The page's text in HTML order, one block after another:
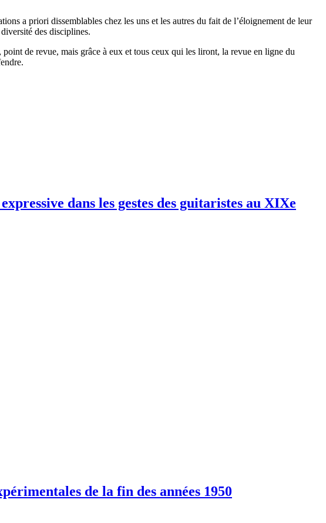
a priori dissemblables chez les uns et les autres du fait de l’éloignement de leur
des disciplines.
de revue, mais grâce à eux et tous ceux qui les liront, la revue en ligne du
dans les gestes des guitaristes au XIXe
de la fin des années 1950